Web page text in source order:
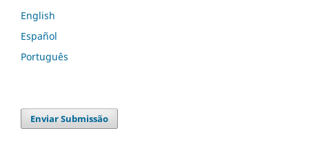
English
Español
Português
Enviar Submissão